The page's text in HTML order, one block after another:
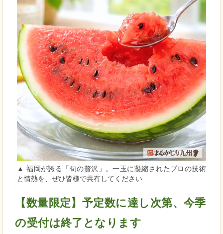
▲ 福岡が誇る「旬の贅沢」。一玉に凝縮されたプロの技術
と情熱を、ぜひ皆様で共有してください
【数量限定】予定数に達し次第、今季
の受付は終了となります